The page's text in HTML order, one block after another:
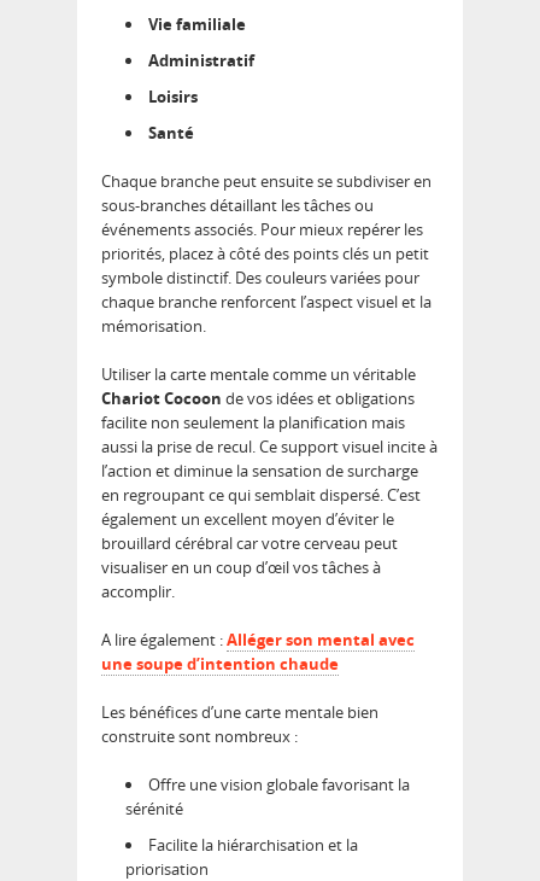
Vie familiale
Administratif
Loisirs
Santé
Chaque branche peut ensuite se subdiviser en
sous-branches détaillant les tâches ou
événements associés. Pour mieux repérer les
priorités, placez à côté des points clés un petit
symbole distinctif. Des couleurs variées pour
chaque branche renforcent l’aspect visuel et la
mémorisation.
Utiliser la carte mentale comme un véritable
Chariot Cocoon de vos idées et obligations
facilite non seulement la planification mais
aussi la prise de recul. Ce support visuel incite à
l’action et diminue la sensation de surcharge
en regroupant ce qui semblait dispersé. C’est
également un excellent moyen d’éviter le
brouillard cérébral car votre cerveau peut
visualiser en un coup d’œil vos tâches à
accomplir.
A lire également :Alléger son mental avec
une soupe d’intention chaude
Les bénéfices d’une carte mentale bien
construite sont nombreux :
Offre une vision globale favorisant la
sérénité
Facilite la hiérarchisation et la
priorisation